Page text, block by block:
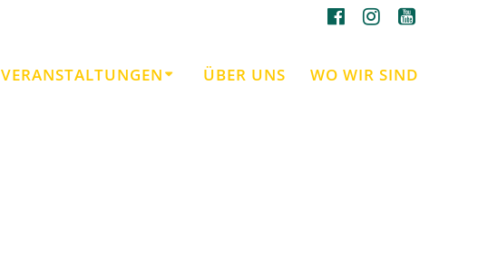
VERANSTALTUNGEN ÜBER UNS WO WIR SIND